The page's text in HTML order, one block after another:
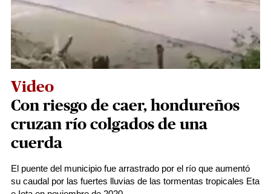
Video
Con riesgo de caer, hondureños
cruzan río colgados de una
cuerda
El puente del municipio fue arrastrado por el río que aumentó
su caudal por las fuertes lluvias de las tormentas tropicales Eta